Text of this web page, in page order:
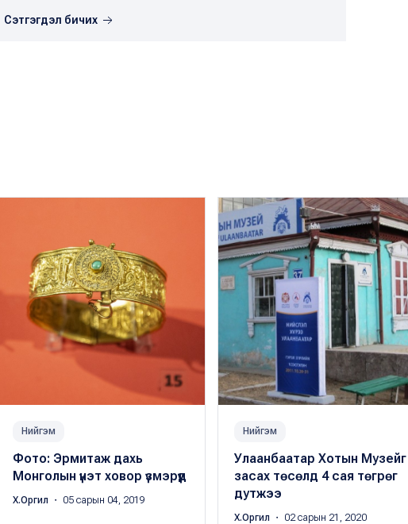
Сэтгэгдэл бичих
Нийгэм
Фото: Эрмитаж дахь
Монголын үнэт ховор үзмэрүүд
Х.Оргил ・ 05 сарын 04, 2019
Нийгэм
Улаанбаатар Хотын Музейг
засах төсөлд 4 сая төгрөг
дутжээ
Х.Оргил ・ 02 сарын 21, 2020